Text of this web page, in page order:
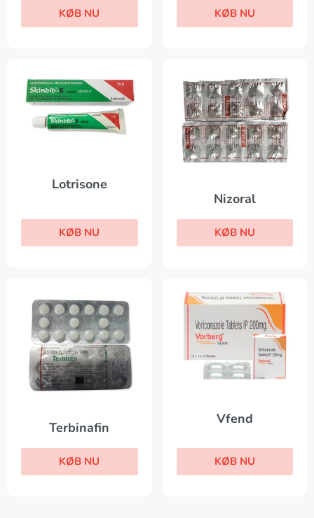
KØB NU KØB NU
Lotrisone
KØB NU
Nizoral
KØB NU
Terbinafin
KØB NU
Vfend
KØB NU